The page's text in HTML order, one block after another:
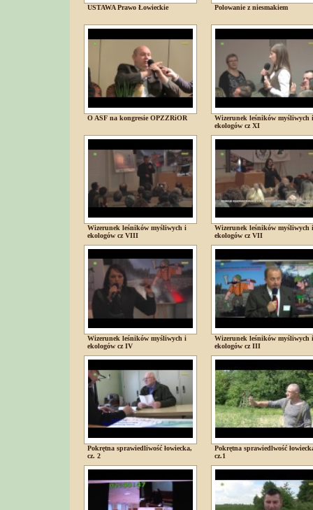
USTAWA Prawo Łowieckie Polowanie z niesmakiem
O ASF na kongresie OPZZRiOR
Wizerunek leśników myśliwych i
ekologów cz XI
Wizerunek leśników myśliwych i
ekologów cz VIII
Wizerunek leśników myśliwych i
ekologów cz VII
Wizerunek leśników myśliwych i
ekologów cz IV
Wizerunek leśników myśliwych i
ekologów cz III
Pokrętna sprawiedliwość łowiecka,
cz. 2
Pokrętna sprawiedlwość
cz.1